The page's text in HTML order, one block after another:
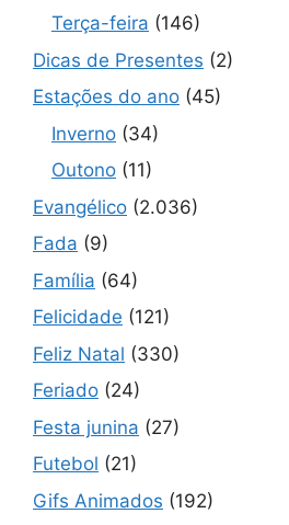
Terça-feira (146)
Dicas de Presentes (2)
Estações do ano (45)
Inverno (34)
Outono (11)
Evangélico (2.036)
Fada (9)
Família (64)
Felicidade (121)
Feliz Natal (330)
Feriado (24)
Festa junina (27)
Futebol (21)
Gifs Animados (192)